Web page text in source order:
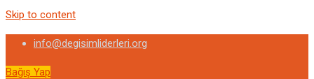
Skip to content
info@degisimliderleri.org
Bağış Yap